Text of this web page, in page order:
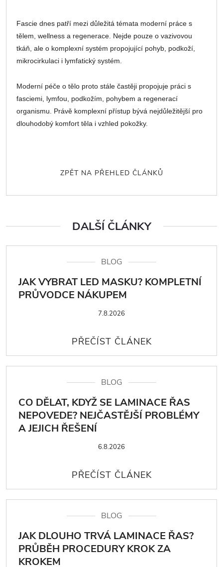
Fascie dnes patří mezi důležitá témata moderní práce s
tělem, wellness a regenerace. Nejde pouze o vazivovou
tkáň, ale o komplexní systém propojující pohyb, podkoží,
mikrocirkulaci i lymfatický systém.
Moderní péče o tělo proto stále častěji propojuje práci s
fasciemi, lymfou, podkožím, pohybem a regenerací
organismu. Právě komplexní přístup bývá nejdůležitější pro
dlouhodobý komfort těla i vzhled pokožky.
ZPĚT NA PŘEHLED ČLÁNKŮ
DALŠÍ ČLÁNKY
BLOG
JAK VYBRAT LED MASKU? KOMPLETNÍ
PRŮVODCE NÁKUPEM
7.8.2026
BLOG
CO DĚLAT, KDYŽ SE LAMINACE ŘAS
NEPOVEDE? NEJČASTĚJŠÍ PROBLÉMY
A JEJICH ŘEŠENÍ
6.8.2026
BLOG
JAK DLOUHO TRVÁ LAMINACE ŘAS?
PRŮBĚH PROCEDURY KROK ZA
KROKEM